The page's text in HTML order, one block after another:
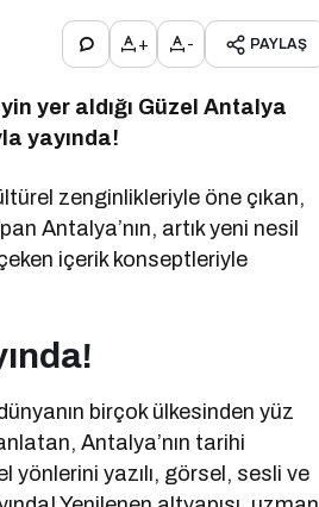
+ - PAYLAŞ
yer aldığı Güzel Antalya
yayında!
zenginlikleriyle öne çıkan,
Antalya’nın, artık yeni nesil
içerik konseptleriyle
birçok ülkesinden yüz
Antalya’nın tarihi
yazılı, görsel, sesli ve